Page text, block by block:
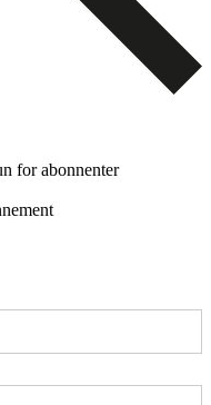
for abonnenter